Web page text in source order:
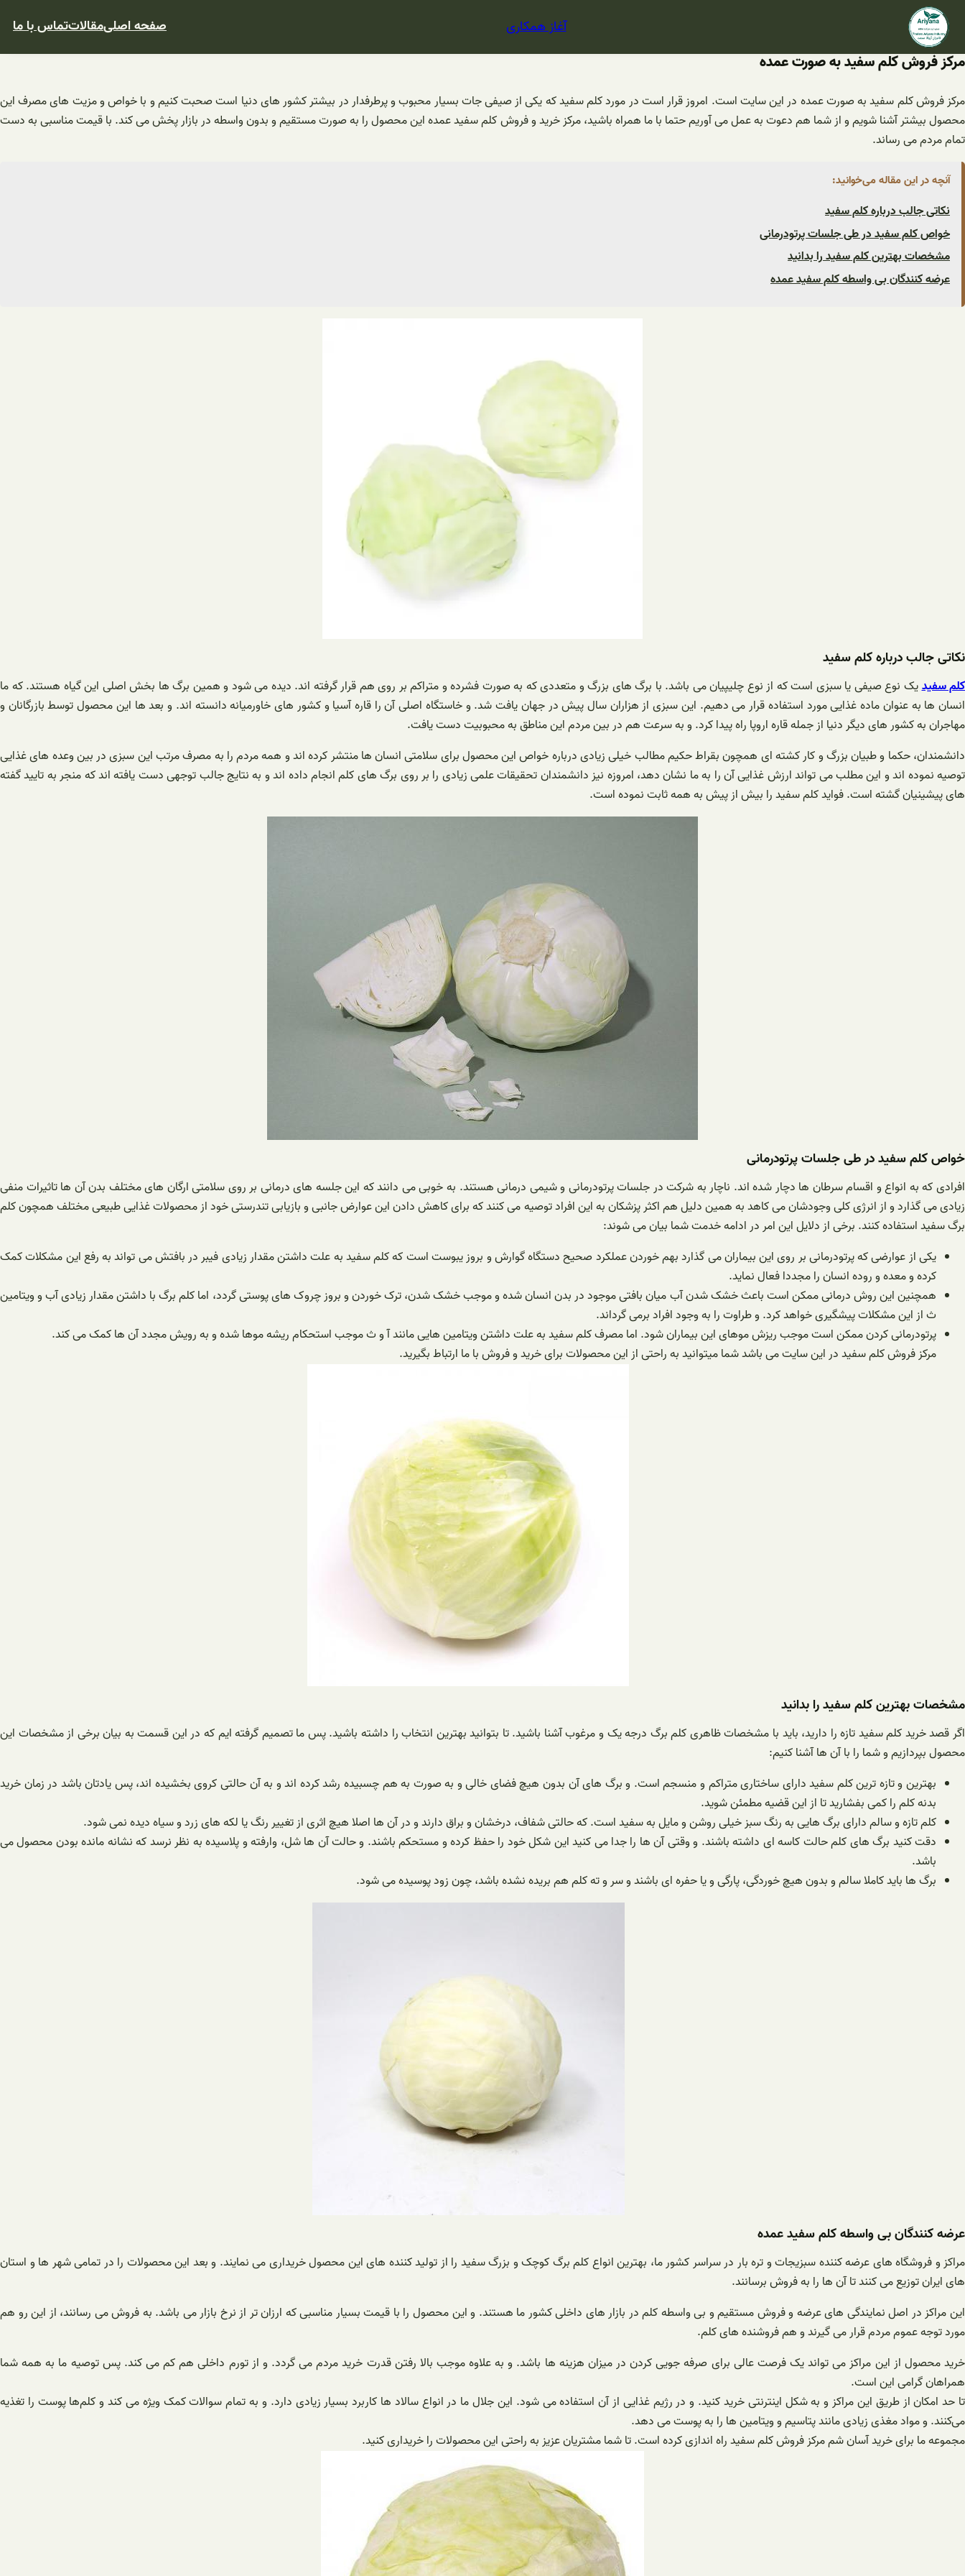
محتوا
آغاز همکاری صفحه اصلیمقالاتتماس با ما
مرکز فروش کلم سفید به صورت عمده
مرکز فروش کلم سفید به صورت عمده در این سایت است. امروز قرار است در مورد کلم سفید که یکی از صیفی جات بسیار محبوب و پرطرفدار در بیشتر کشور های دنیا است صحبت کنیم و با خواص و مزیت های مصرف این
محصول بیشتر آشنا شویم و از شما هم دعوت به عمل می آوریم حتما با ما همراه باشید، مرکز خرید و فروش کلم سفید عمده این محصول را به صورت مستقیم و بدون واسطه در بازار پخش می کند. با قیمت مناسبی به دست
تمام مردم می رساند.
آنچه در این مقاله می‌خوانید:
نکاتی جالب درباره کلم سفید
خواص کلم سفید در طی جلسات پرتودرمانی
مشخصات بهترین کلم سفید را بدانید
عرضه کنندگان بی واسطه کلم سفید عمده
نکاتی جالب درباره کلم سفید
کلم سفیدیک نوع صیفی یا سبزی است که از نوع چلیپیان می باشد. با برگ های بزرگ و متعددی که به صورت فشرده و متراکم بر روی هم قرار گرفته اند. دیده می شود و همین برگ ها بخش اصلی این گیاه هستند. که ما
انسان ها به عنوان ماده غذایی مورد استفاده قرار می دهیم. این سبزی از هزاران سال پیش در جهان یافت شد. و خاستگاه اصلی آن را قاره آسیا و کشور های خاورمیانه دانسته اند. و بعد ها این محصول توسط بازرگانان و
مهاجران به کشور های دیگر دنیا از جمله قاره اروپا راه پیدا کرد. و به سرعت هم در بین مردم این مناطق به محبوبیت دست یافت.
دانشمندان، حکما و طبیان بزرگ و کار کشته ای همچون بقراط حکیم مطالب خیلی زیادی درباره خواص این محصول برای سلامتی انسان ها منتشر کرده اند و همه مردم را به مصرف مرتب این سبزی در بین وعده های غذایی
توصیه نموده اند و این مطلب می تواند ارزش غذایی آن را به ما نشان دهد، امروزه نیز دانشمندان تحقیقات علمی زیادی را بر روی برگ های کلم انجام داده اند و به نتایج جالب توجهی دست یافته اند که منجر به تایید گفته
های پیشینیان گشته است. فواید کلم سفید را بیش از پیش به همه ثابت نموده است.
خواص کلم سفید در طی جلسات پرتودرمانی
افرادی که به انواع و اقسام سرطان ها دچار شده اند. ناچار به شرکت در جلسات پرتودرمانی و شیمی درمانی هستند. به خوبی می دانند که این جلسه های درمانی بر روی سلامتی ارگان های مختلف بدن آن ها تاثیرات منفی
زیادی می گذارد و از انرژی کلی وجودشان می کاهد به همین دلیل هم اکثر پزشکان به این افراد توصیه می کنند که برای کاهش دادن این عوارض جانبی و بازیابی تندرستی خود از محصولات غذایی طبیعی مختلف همچون کلم
برگ سفید استفاده کنند. برخی از دلایل این امر در ادامه خدمت شما بیان می شوند:
یکی از عوارضی که پرتودرمانی بر روی این بیماران می گذارد بهم خوردن عملکرد صحیح دستگاه گوارش و بروز یبوست است که کلم سفید به علت داشتن مقدار زیادی فیبر در بافتش می تواند به رفع این مشکلات کمک
کرده و معده و روده انسان را مجددا فعال نماید.
همچنین این روش درمانی ممکن است باعث خشک شدن آب میان بافتی موجود در بدن انسان شده و موجب خشک شدن، ترک خوردن و بروز چروک های پوستی گردد، اما کلم برگ با داشتن مقدار زیادی آب و ویتامین
ث از این مشکلات پیشگیری خواهد کرد. و طراوت را به وجود افراد برمی گرداند.
پرتودرمانی کردن ممکن است موجب ریزش موهای این بیماران شود. اما مصرف کلم سفید به علت داشتن ویتامین هایی مانند آ و ث موجب استحکام ریشه موها شده و به رویش مجدد آن ها کمک می کند.
مرکز فروش کلم سفید در این سایت می باشد شما میتوانید به راحتی از این محصولات برای خرید و فروش با ما ارتباط بگیرید.
مشخصات بهترین کلم سفید را بدانید
اگر قصد خرید کلم سفید تازه را دارید، باید با مشخصات ظاهری کلم برگ درجه یک و مرغوب آشنا باشید. تا بتوانید بهترین انتخاب را داشته باشید. پس ما تصمیم گرفته ایم که در این قسمت به بیان برخی از مشخصات این
محصول بپردازیم و شما را با آن ها آشنا کنیم:
بهترین و تازه ترین کلم سفید دارای ساختاری متراکم و منسجم است. و برگ های آن بدون هیچ فضای خالی و به صورت به هم چسبیده رشد کرده اند و به آن حالتی کروی بخشیده اند، پس یادتان باشد در زمان خرید
بدنه کلم را کمی بفشارید تا از این قضیه مطمئن شوید.
کلم تازه و سالم دارای برگ هایی به رنگ سبز خیلی روشن و مایل به سفید است. که حالتی شفاف، درخشان و براق دارند و در آن ها اصلا هیچ اثری از تغییر رنگ یا لکه های زرد و سیاه دیده نمی شود.
دقت کنید برگ های کلم حالت کاسه ای داشته باشند. و وقتی آن ها را جدا می کنید این شکل خود را حفظ کرده و مستحکم باشند. و حالت آن ها شل، وارفته و پلاسیده به نظر نرسد که نشانه مانده بودن محصول می
باشد.
برگ ها باید کاملا سالم و بدون هیچ خوردگی، پارگی و یا حفره ای باشند و سر و ته کلم هم بریده نشده باشد، چون زود پوسیده می شود.
عرضه کنندگان بی واسطه کلم سفید عمده
مراکز و فروشگاه های عرضه کننده سبزیجات و تره بار در سراسر کشور ما، بهترین انواع کلم برگ کوچک و بزرگ سفید را از تولید کننده های این محصول خریداری می نمایند. و بعد این محصولات را در تمامی شهر ها و استان
های ایران توزیع می کنند تا آن ها را به فروش برسانند.
این مراکز در اصل نمایندگی های عرضه و فروش مستقیم و بی واسطه کلم در بازار های داخلی کشور ما هستند. و این محصول را با قیمت بسیار مناسبی که ارزان تر از نرخ بازار می باشد. به فروش می رسانند، از این رو هم
مورد توجه عموم مردم قرار می گیرند و هم فروشنده های کلم.
خرید محصول از این مراکز می تواند یک فرصت عالی برای صرفه جویی کردن در میزان هزینه ها باشد. و به علاوه موجب بالا رفتن قدرت خرید مردم می گردد. و از تورم داخلی هم کم می کند. پس توصیه ما به همه شما
همراهان گرامی این است.
تا حد امکان از طریق این مراکز و به شکل اینترنتی خرید کنید. و در رژیم غذایی از آن استفاده می شود. این جلال ما در انواع سالاد ها کاربرد بسیار زیادی دارد. و به تمام سوالات کمک ویژه می کند و کلم‌ها پوست را تغذیه
می‌کنند. و مواد مغذی زیادی مانند پتاسیم و ویتامین ها را به پوست می دهد.
مجموعه ما برای خرید آسان شم مرکز فروش کلم سفید راه اندازی کرده است. تا شما مشتریان عزیز به راحتی این محصولات را خریداری کنید.